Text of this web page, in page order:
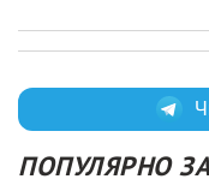
ПОПУЛЯРНО